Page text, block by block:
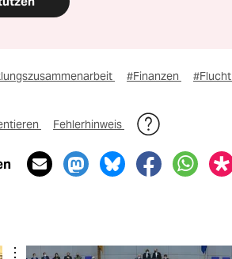
#Finanzen #Flucht
Fehlerhinweis